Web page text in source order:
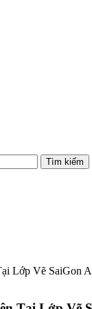
Lớp Vẽ SaiGon